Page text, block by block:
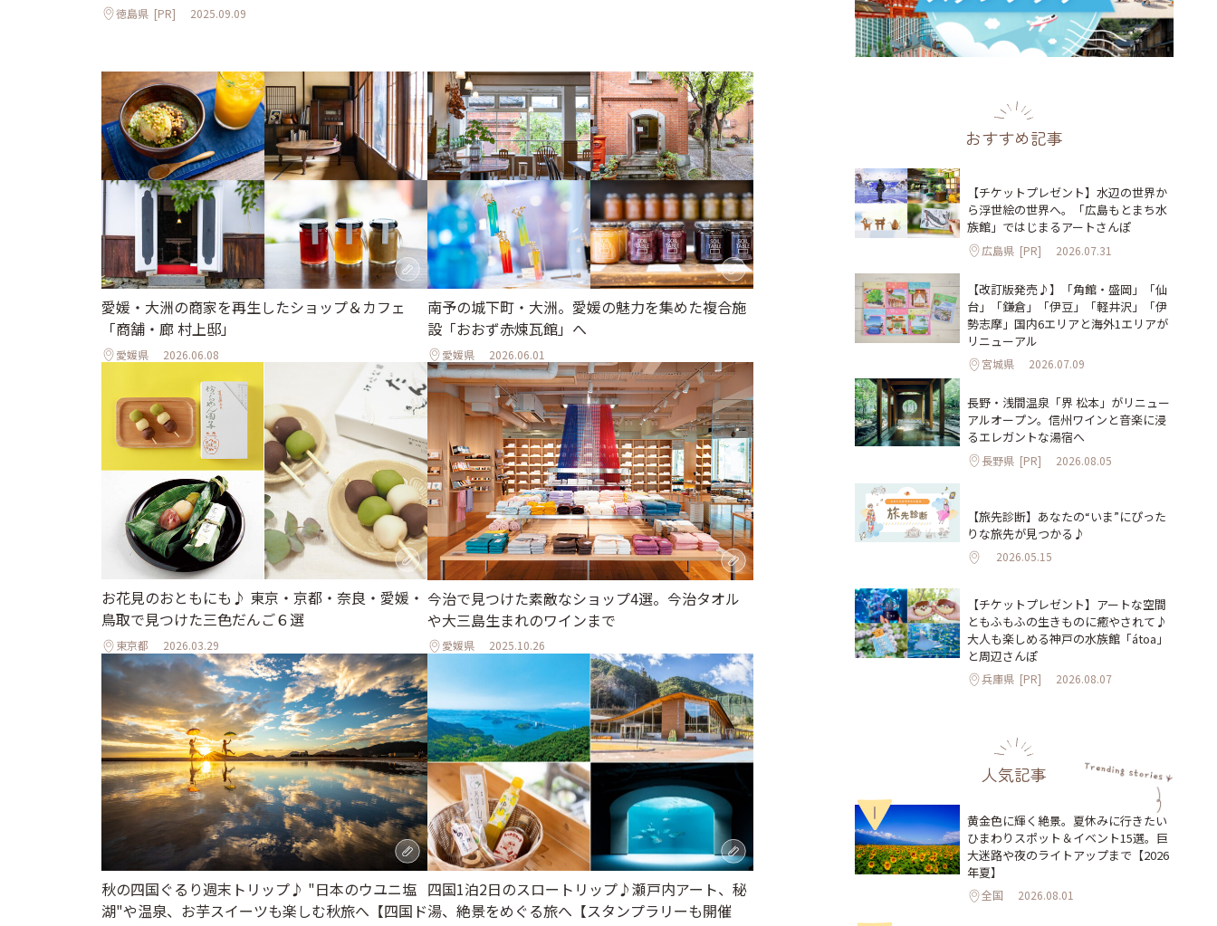
徳島県 [PR] 2025.09.09
愛媛・大洲の商家を再生したショップ＆カフェ
「商舗・廊 村上邸」
愛媛県 2026.06.08
南予の城下町・大洲。愛媛の魅力を集めた複合施
設「おおず赤煉瓦館」へ
愛媛県 2026.06.01
お花見のおともにも♪ 東京・京都・奈良・愛媛・
鳥取で見つけた三色だんご６選
東京都 2026.03.29
今治で見つけた素敵なショップ4選。今治タオル
や大三島生まれのワインまで
愛媛県 2025.10.26
秋の四国ぐるり週末トリップ♪ "日本のウユニ塩
湖"や温泉、お芋スイーツも楽しむ秋旅へ【四国ド
四国1泊2日のスロートリップ♪瀬戸内アート、秘
湯、絶景をめぐる旅へ【スタンプラリーも開催
おすすめ記事
【チケットプレゼント】水辺の世界か
ら浮世絵の世界へ。「広島もとまち水
族館」ではじまるアートさんぽ
広島県 [PR] 2026.07.31
【改訂版発売♪】「角館・盛岡」「仙
台」「鎌倉」「伊豆」「軽井沢」「伊
勢志摩」国内6エリアと海外1エリアが
リニューアル
宮城県 2026.07.09
長野・浅間温泉「界 松本」がリニュー
アルオープン。信州ワインと音楽に浸
るエレガントな湯宿へ
長野県 [PR] 2026.08.05
【旅先診断】あなたの“いま”にぴった
りな旅先が見つかる♪
2026.05.15
【チケットプレゼント】アートな空間
ともふもふの生きものに癒やされて♪
大人も楽しめる神戸の水族館「átoa」
と周辺さんぽ
兵庫県 [PR] 2026.08.07
人気記事
1
黄金色に輝く絶景。夏休みに行きたい
ひまわりスポット＆イベント15選。巨
大迷路や夜のライトアップまで【2026
年夏】
全国 2026.08.01